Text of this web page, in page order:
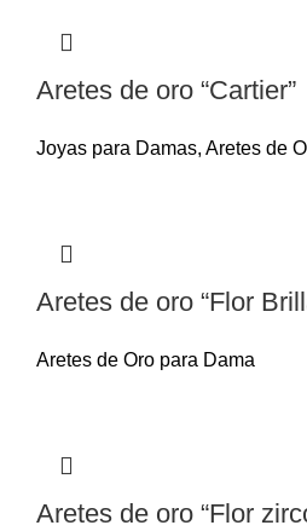
Aretes de oro “Cartier”
Joyas para Damas, Aretes de
Aretes de oro “Flor
Aretes de Oro para Dama
Aretes de oro “Flor